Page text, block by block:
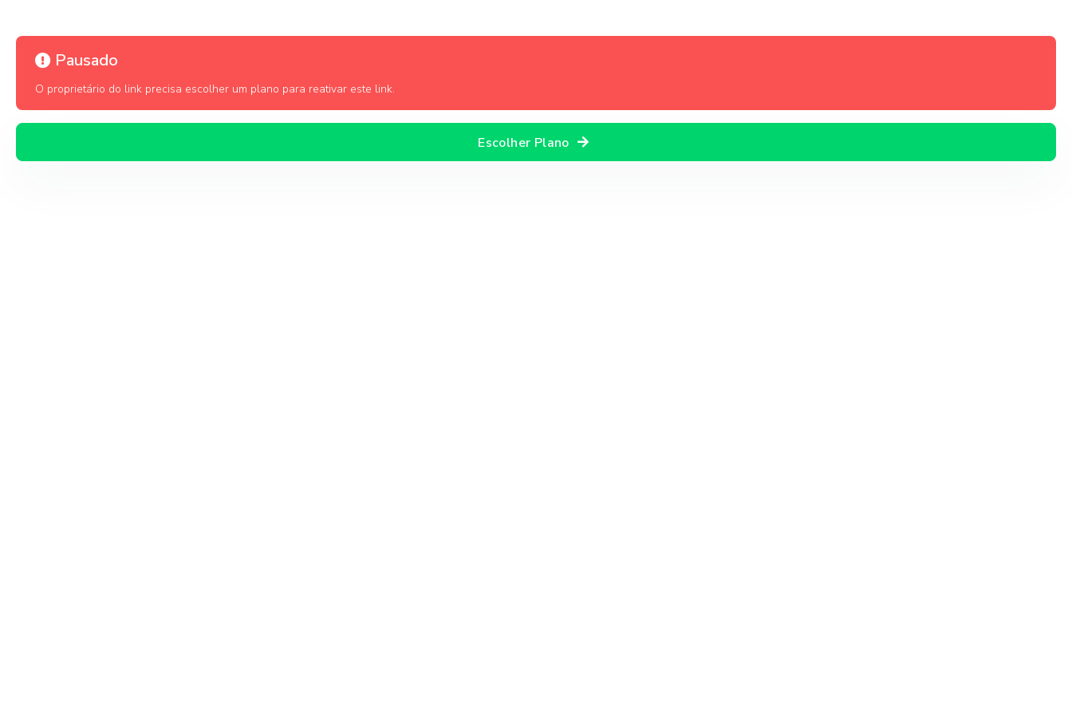
Pausado
O proprietário do link precisa escolher um plano para reativar este link.
Escolher Plano